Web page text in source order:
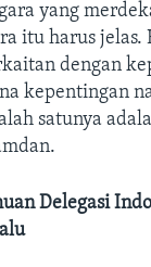
yang
itu harus jelas.
dengan
kepentingan
satunya
Delegasi